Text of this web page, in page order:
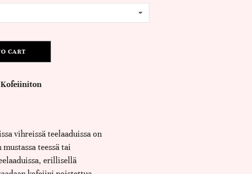
CART
Kofeiiniton
vihreissä teelaaduissa on
teessä tai
erillisellä